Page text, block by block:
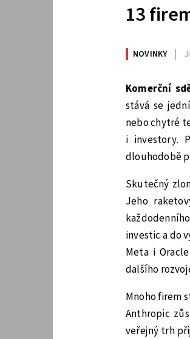
13
NOVINKY
Komerční
stává se
nebo chytré
i investory.
dlouhodobě
Skutečný
Jeho
investic a do
Meta i
dalšího
Mnoho firem
Anthropic
veřejný trh